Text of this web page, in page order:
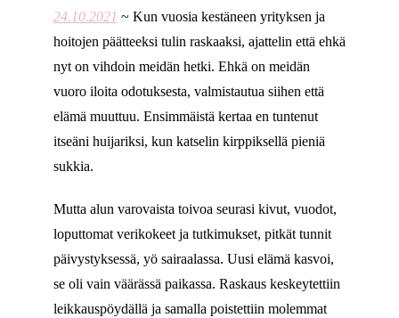
24.10.2021 ~ Kun vuosia kestäneen yrityksen ja
hoitojen päätteeksi tulin raskaaksi, ajattelin että ehkä
nyt on vihdoin meidän hetki. Ehkä on meidän
vuoro iloita odotuksesta, valmistautua siihen että
elämä muuttuu. Ensimmäistä kertaa en tuntenut
itseäni huijariksi, kun katselin kirppiksellä pieniä
sukkia.
Mutta alun varovaista toivoa seurasi kivut, vuodot,
loputtomat verikokeet ja tutkimukset, pitkät tunnit
päivystyksessä, yö sairaalassa. Uusi elämä kasvoi,
se oli vain väärässä paikassa. Raskaus keskeytettiin
leikkauspöydällä ja samalla poistettiin molemmat